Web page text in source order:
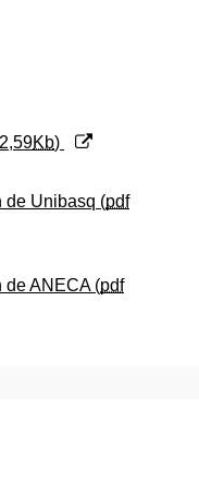
Kb)
de Unibasq (pdf
de ANECA (pdf